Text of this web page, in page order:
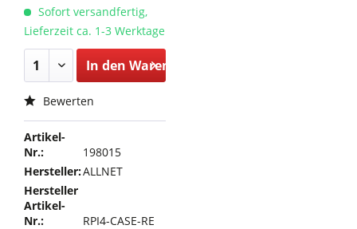
Sofort versandfertig,
Lieferzeit ca. 1-3 Werktage
In den Warenkorb
Bewerten
Artikel-
Nr.:
198015
Hersteller:ALLNET
Hersteller
Artikel-
Nr.:
RPI4-CASE-RE